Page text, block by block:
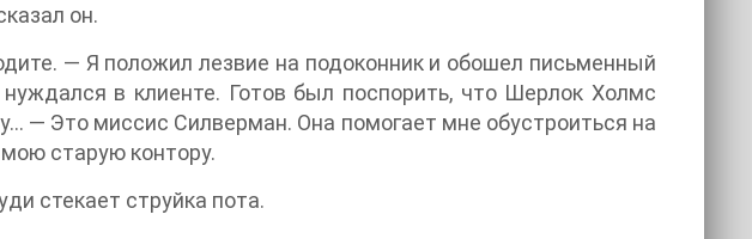
он.
— Я положил лезвие на подоконник и обошел письменный
в клиенте. Готов был поспорить, что Шерлок Холмс
— Это миссис Силверман. Она помогает мне обустроиться на
старую контору.
стекает струйка пота.